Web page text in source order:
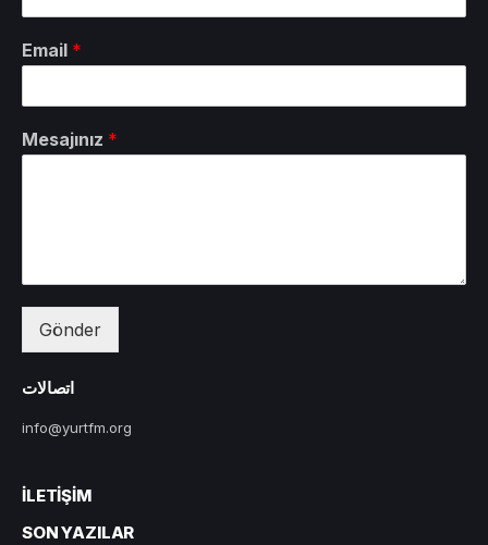
Email *
Mesajınız *
Gönder
اتصالات
info@yurtfm.org
İLETIŞIM
SON YAZILAR